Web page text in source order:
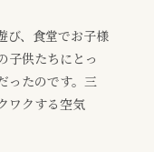
び、食堂でお子様
子供たちにとっ
ったのです。三
ワクする空気